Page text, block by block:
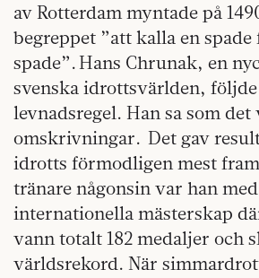
av Rotterdam myntade på
begreppet ”att kalla en spade
spade”. Hans Chrunak, en
svenska idrottsvärlden,
levnadsregel. Han sa som det
omskrivningar. Det gav
idrotts förmodligen mest
tränare någonsin var han
internationella mästerskap
vann totalt 182 medaljer och
världsrekord. När